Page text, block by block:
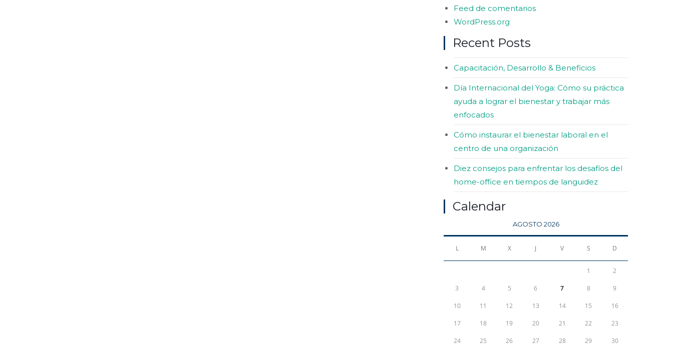
Feed de comentarios
WordPress.org
Recent Posts
Capacitación, Desarrollo & Beneficios
Día Internacional del Yoga: Cómo su práctica
ayuda a lograr el bienestar y trabajar más
enfocados
Cómo instaurar el bienestar laboral en el
centro de una organización
Diez consejos para enfrentar los desafíos del
home-office en tiempos de languidez
Calendar
AGOSTO 2026
L M X J V S D
1 2
3 4 5 6 7 8 9
10 11 12 13 14 15 16
17 18 19 20 21 22 23
24 25 26 27 28 29 30